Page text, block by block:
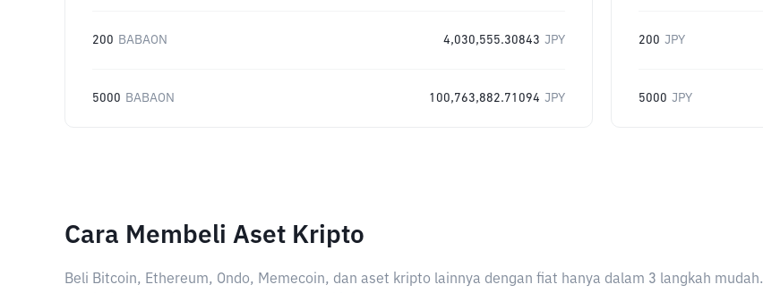
200 BABAON 4,030,555.30843 JPY
5000 BABAON 100,763,882.71094 JPY
200 JPY
5000 JPY
Cara Membeli Aset Kripto
Beli Bitcoin, Ethereum, Ondo, Memecoin, dan aset kripto lainnya dengan fiat hanya dalam 3 langkah mudah.